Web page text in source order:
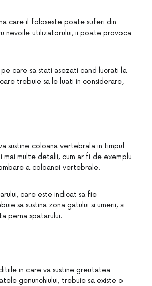
care il foloseste poate suferi din
nevoile utilizatorului, ii poate provoca
care sa stati asezati cand lucrati la
trebuie sa le luati in considerare,
sustine coloana vertebrala in timpul
mai multe detalii, cum ar fi de exemplu
a coloanei vertebrale.
care este indicat sa fie
sa sustina zona gatului si umerii; si
perna spatarului.
in care va sustine greutatea
genunchiului, trebuie sa existe o